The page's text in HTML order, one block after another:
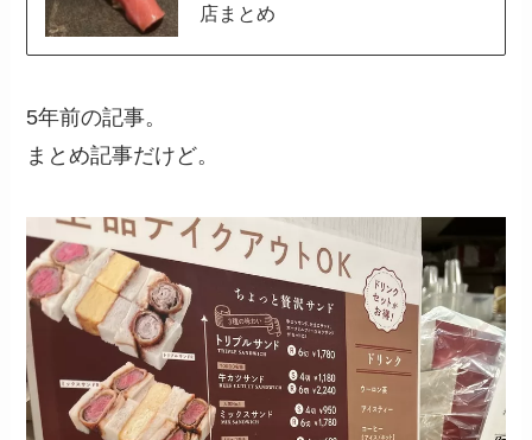
店まとめ
5年前の記事。
まとめ記事だけど。